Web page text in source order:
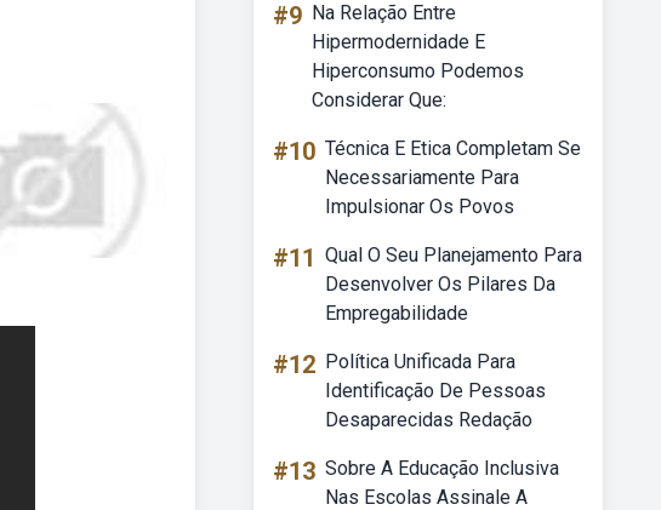
#9 Na Relação Entre
Hipermodernidade E
Hiperconsumo Podemos
Considerar Que:
#10 Técnica E Etica Completam Se
Necessariamente Para
Impulsionar Os Povos
#11 Qual O Seu Planejamento Para
Desenvolver Os Pilares Da
Empregabilidade
#12 Política Unificada Para
Identificação De Pessoas
Desaparecidas Redação
#13 Sobre A Educação Inclusiva
Nas Escolas Assinale A